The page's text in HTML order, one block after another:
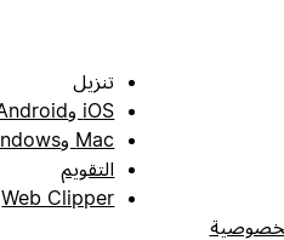
تنزيل
iOS وAndroid
Mac وWindows
التقويم
Web Clipper